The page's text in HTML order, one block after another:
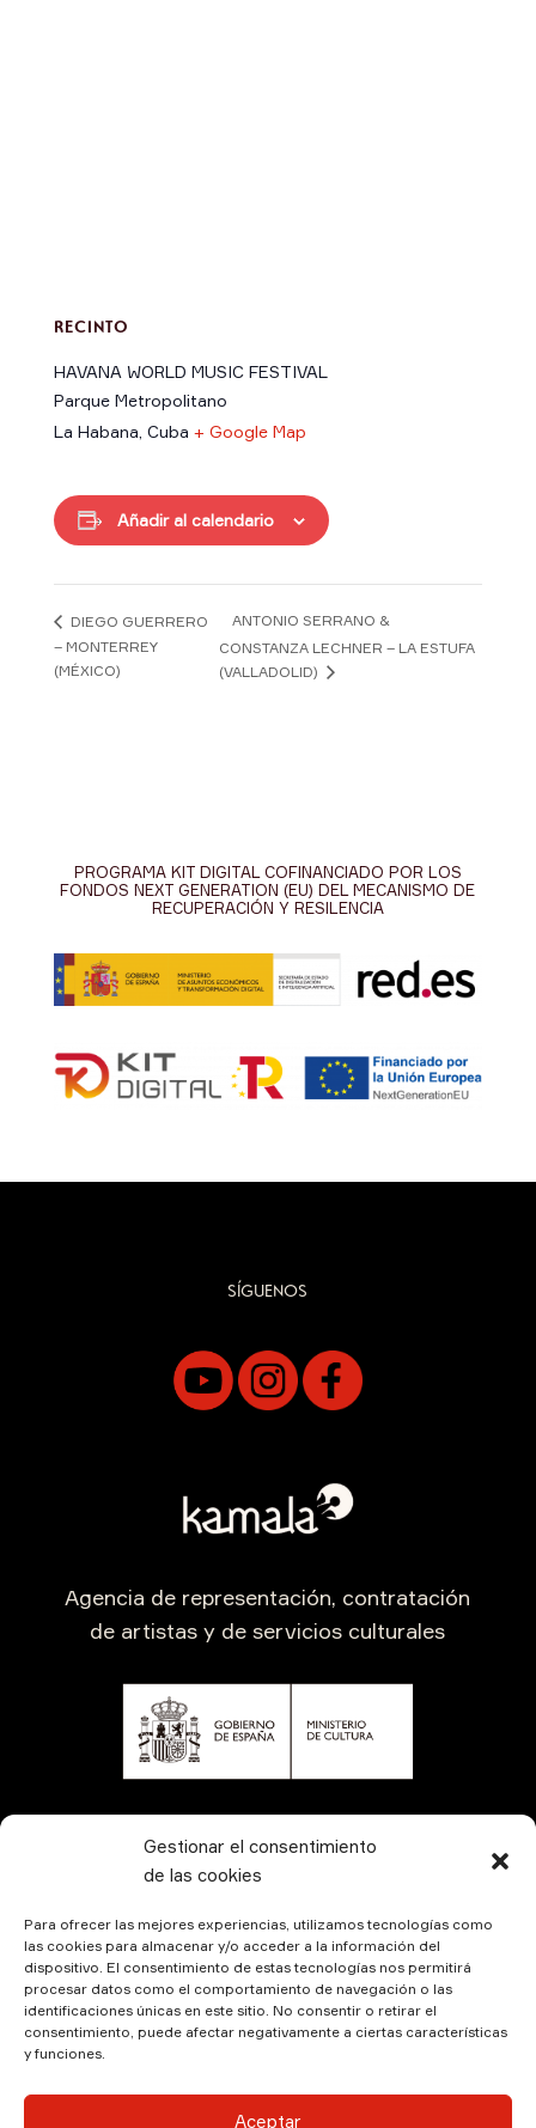
Gestionar el consentimiento
de las cookies
Para ofrecer las mejores experiencias, utilizamos tecnologías como
las cookies para almacenar y/o acceder a la información del
dispositivo. El consentimiento de estas tecnologías nos permitirá
procesar datos como el comportamiento de navegación o las
identificaciones únicas en este sitio. No consentir o retirar el
consentimiento, puede afectar negativamente a ciertas características
y funciones.
Aceptar
Añadir al calendario
RECINTO
HAVANA WORLD MUSIC FESTIVAL
Parque Metropolitano
La Habana Cuba + Google Map
DIEGO GUERRERO
– MONTERREY
(MÉXICO)
ANTONIO SERRANO &
CONSTANZA LECHNER – LA ESTUFA
(VALLADOLID)
PROGRAMA KIT DIGITAL COFINANCIADO POR LOS
FONDOS NEXT GENERATION (EU) DEL MECANISMO DE
RECUPERACIÓN Y RESILENCIA
SÍGUENOS
Agencia de representación, contratación
de artistas y de servicios culturales